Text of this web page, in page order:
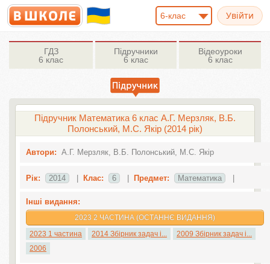
6-клас
ГДЗ
6 клас
Підручники
6 клас
Відеоуроки
6 клас
Підручник Математика 6 клас А.Г. Мерзляк, В.Б.
Полонський, М.С. Якір (2014 рік)
Автори: А.Г. Мерзляк, В.Б. Полонський, М.С. Якір
Рік: 2014 Клас: 6 Предмет: Математика
Інші видання:
2023 2 ЧАСТИНА (ОСТАННЄ ВИДАННЯ)
2023 1 частина
2014 Збірник задач і...
2009 Збірник задач і...
2006